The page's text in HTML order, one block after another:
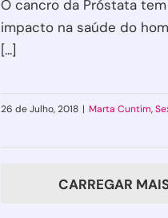
O cancro da Próstata
impacto na saúde do
[...]
26 de Julho, 2018 | Marta Cuntim,
CARREGAR